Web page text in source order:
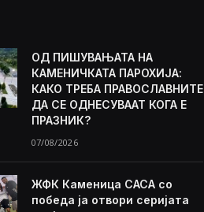
ОД ПИШУВАЊАТА НА
КАМЕНИЧКАТА ПАРОХИЈА:
КАКО ТРЕБА ПРАВОСЛАВНИТЕ
ДА СЕ ОДНЕСУВААТ КОГА Е
ПРАЗНИК?
07/08/2026
ЖФК Каменица САСА со
победа ја отвори серијата